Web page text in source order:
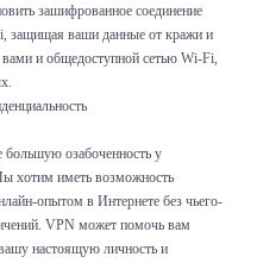
зашифрованное соединение
защищая ваши данные от кражи и
и общедоступной сетью Wi-Fi,
большую озабоченность у
хотим иметь возможность
опытом в Интернете без чьего-
VPN может помочь вам
настоящую личность и